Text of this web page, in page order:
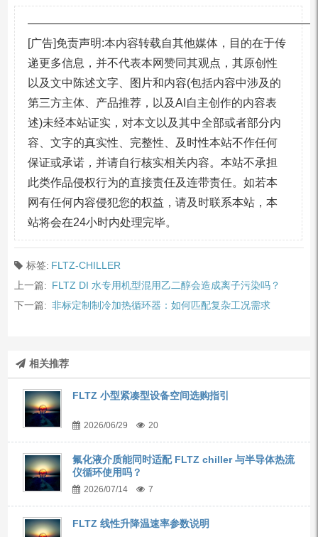
[广告]免责声明:本内容转载自其他媒体，目的在于传
递更多信息，并不代表本网赞同其观点，其原创性
以及文中陈述文字、图片和内容(包括内容中涉及的
第三方主体、产品推荐，以及AI自主创作的内容表
述)未经本站证实，对本文以及其中全部或者部分内
容、文字的真实性、完整性、及时性本站不作任何
保证或承诺，并请自行核实相关内容。本站不承担
此类作品侵权行为的直接责任及连带责任。如若本
网有任何内容侵犯您的权益，请及时联系本站，本
站将会在24小时内处理完毕。
标签: FLTZ-CHILLER
上一篇: FLTZ DI 水专用机型混用乙二醇会造成离子污染吗？
下一篇: 非标定制制冷加热循环器：如何匹配复杂工况需求
相关推荐
FLTZ 小型紧凑型设备空间选购指引
2026/06/29 20
氟化液介质能同时适配 FLTZ chiller 与半导体热流
仪循环使用吗？
2026/07/14 7
FLTZ 线性升降温速率参数说明